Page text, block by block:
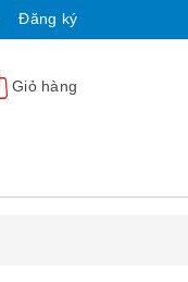
Đăng ký
Giỏ hàng